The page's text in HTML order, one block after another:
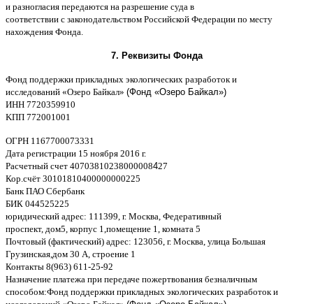
и разногласия передаются на разрешение суда в
соответствии c законодательством Российской Федерации по месту
нахождения Фонда
7. Реквизиты Фонда
Фонд поддержки прикладных экологических разработок и
исследований «Озеро Байкал» (Фонд «Озеро Байкал»)
ИНН 7720359910
KПП 772001001
ОГРН 1167700073331
Дата регистрации 15 ноября 2016 г.
Расчетный счет 40703810238000008427
Кор счёт 30101810400000000225
Банк ПАО Сбербанк
БИК 044525225
юридический адрес: 111399, г. Москва Федеративный
проспект, дом5, корпус 1, помещение 1, комната 5
Почтовый (фактический) адрес: 123056, г. Москва улица Большая
Грузинская дом 30 А строение 1
Контакты 8(963) 611-25-92
Назначение платежа при передаче пожертвования безналичным
способом:Фонд поддержки прикладных экологических разработок и